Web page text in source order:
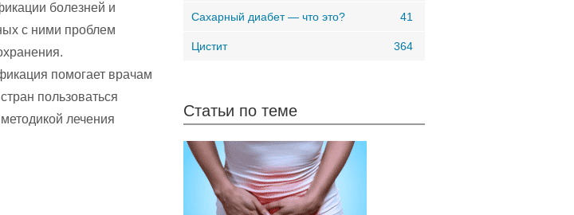
болезней и
с ними проблем
помогает врачам
пользоваться
лечения
Сахарный диабет — что это? 41
Цистит 364
Статьи по теме